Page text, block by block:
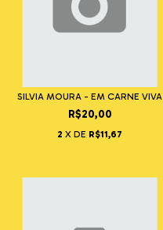
SILVIA MOURA - EM CARNE VIVA
R$20,00
2 X DE R$11,67